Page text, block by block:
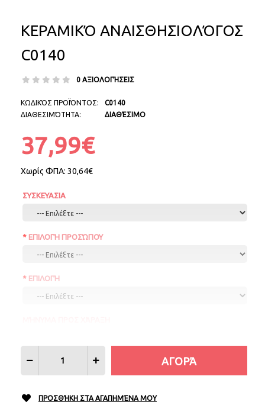
ΚΕΡΑΜΙΚΌ ΑΝΑΙΣΘΗΣΙΟΛΌΓΟΣ
C0140
0 ΑΞΙΟΛΟΓΉΣΕΙΣ
ΚΩΔΙΚΌΣ ΠΡΟΪΌΝΤΟΣ:
ΔΙΑΘΕΣΙΜΌΤΗΤΑ:
C0140
ΔΙΑΘΈΣΙΜΟ
37,99€
Χωρίς ΦΠΑ: 30,64€
ΣΥΣΚΕΥΑΣΙΑ
ΕΠΙΛΟΓΉ ΠΡΟΣΏΠΟΥ
ΕΠΙΛΟΓΉ
ΠΡΟΣΘΉΚΗ ΣΤΑ ΑΓΑΠΗΜΈΝΑ ΜΟΥ